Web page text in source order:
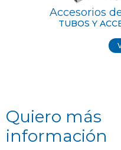
Accesorios
TUBOS Y
Quiero más
información